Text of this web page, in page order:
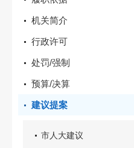
机关简介
行政许可
处罚/强制
预算/决算
建议提案
市人大建议